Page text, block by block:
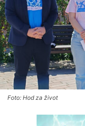
Foto: Hod za život